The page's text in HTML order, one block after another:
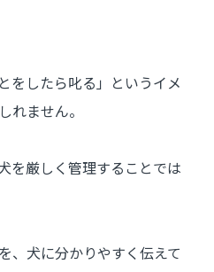
をしたら叱る」というイメ
れません。
を厳しく管理することでは
、犬に分かりやすく伝えて